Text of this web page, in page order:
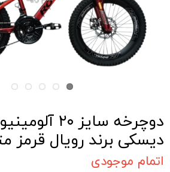
دوچرخه سایز ۲۰
دیسکی برند رویال قرمز
اتمام موجودی